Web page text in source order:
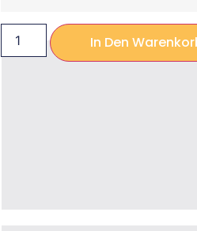
In Den